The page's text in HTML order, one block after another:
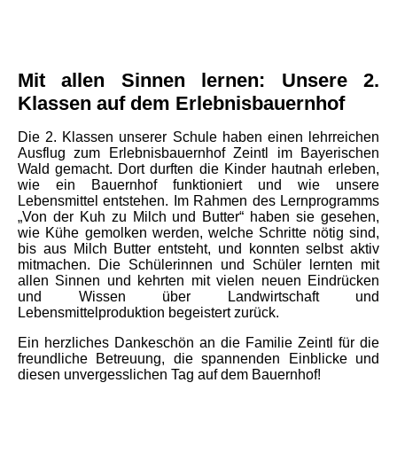
Mit allen Sinnen lernen: Unsere 2.
Klassen auf dem Erlebnisbauernhof
Die 2. Klassen unserer Schule haben einen lehrreichen
Ausflug zum Erlebnisbauernhof Zeintl im Bayerischen
Wald gemacht. Dort durften die Kinder hautnah erleben,
wie ein Bauernhof funktioniert und wie unsere
Lebensmittel entstehen. Im Rahmen des Lernprogramms
„Von der Kuh zu Milch und Butter“ haben sie gesehen,
wie Kühe gemolken werden, welche Schritte nötig sind,
bis aus Milch Butter entsteht, und konnten selbst aktiv
mitmachen. Die Schülerinnen und Schüler lernten mit
allen Sinnen und kehrten mit vielen neuen Eindrücken
und Wissen über Landwirtschaft und
Lebensmittelproduktion begeistert zurück.
Ein herzliches Dankeschön an die Familie Zeintl für die
freundliche Betreuung, die spannenden Einblicke und
diesen unvergesslichen Tag auf dem Bauernhof!